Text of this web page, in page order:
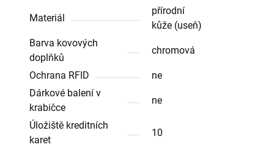
Materiál
přírodní
kůže (useň)
Barva kovových
doplňků
chromová
Ochrana RFID
ne
Dárkové balení v
krabičce
ne
Úložiště kreditních
karet
10